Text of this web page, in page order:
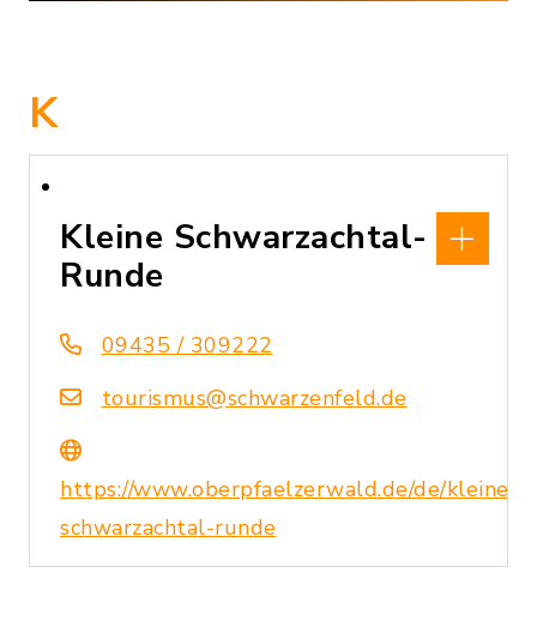
K
Kleine Schwarzachtal-
Runde
09435 / 309222
tourismus@schwarzenfeld.de
https://www.oberpfaelzerwald.de/de/kleine-
schwarzachtal-runde